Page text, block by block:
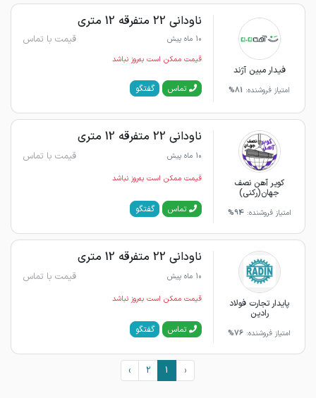
فیدار مبین آژند
امتیاز فروشنده: 81%
ناودانی 22 متفرقه 12 متری
10 ماه پیش قیمت با تماس
قیمت ممکن است به‌روز نباشد
تماس گفتگو
کویر آهن نصف
جهان(رکنی)
امتیاز فروشنده:94%
ناودانی 22 متفرقه 12 متری
10 ماه پیش قیمت با تماس
قیمت ممکن است به‌روز نباشد
تماس گفتگو
پایدار تجارت فولاد
رادین
امتیاز فروشنده: 76%
ناودانی 22 متفرقه 12 متری
10 ماه پیش قیمت با تماس
قیمت ممکن است به‌روز نباشد
تماس گفتگو
‹
1
2
›